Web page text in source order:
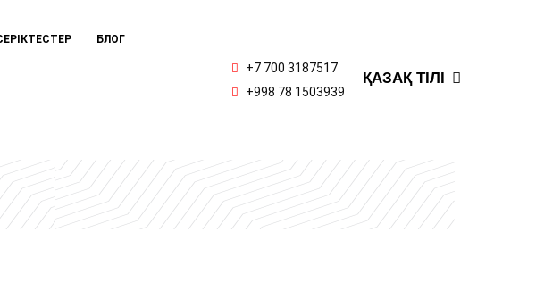
БЛОГ
+7 700 3187517
+998 78 1503939
ҚАЗАҚ ТІЛІ
ENGLISH